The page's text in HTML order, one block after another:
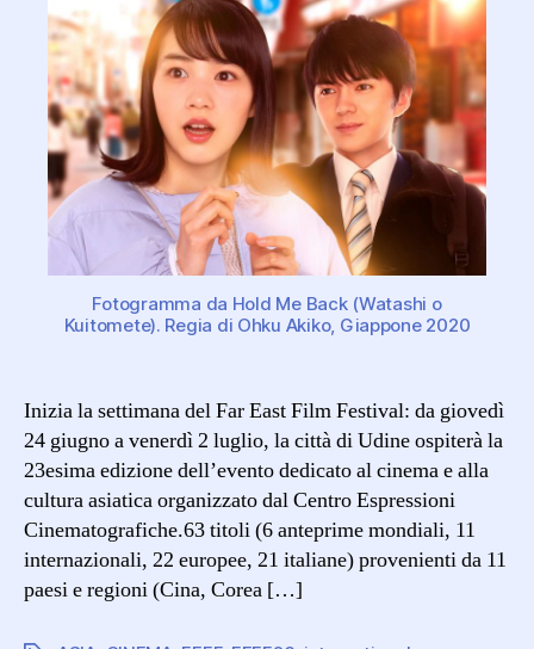
Festival
Fotogramma da Hold Me Back (Watashi o
Kuitomete). Regia di Ohku Akiko, Giappone 2020
Inizia la settimana del Far East Film Festival: da giovedì
24 giugno a venerdì 2 luglio, la città di Udine ospiterà la
23esima edizione dell’evento dedicato al cinema e alla
cultura asiatica organizzato dal Centro Espressioni
Cinematografiche.63 titoli (6 anteprime mondiali, 11
internazionali, 22 europee, 21 italiane) provenienti da 11
paesi e regioni (Cina, Corea […]